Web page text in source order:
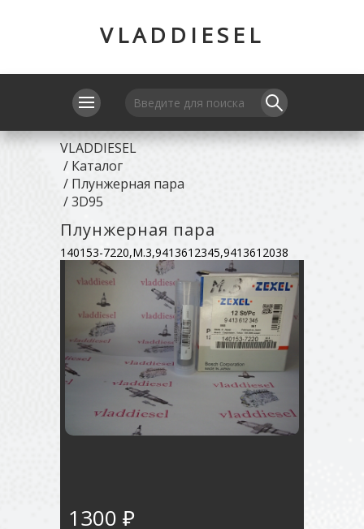
VLADDIESEL
VLADDIESEL
/ Каталог
/ Плунжерная пара
/3D95
Плунжерная пара
140153-7220,M.3,9413612345,9413612038
1300 ₽